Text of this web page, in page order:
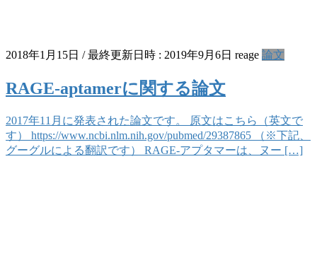
2018年1月15日 / 最終更新日時 : 2019年9月6日 reage 論文
RAGE-aptamerに関する論文
2017年11月に発表された論文です。 原文はこちら（英文で
す） https://www.ncbi.nlm.nih.gov/pubmed/29387865 （※下記、
グーグルによる翻訳です） RAGE-アプタマーは、ヌー […]